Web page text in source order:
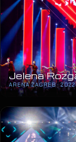
Jelena
ARENA ZAGREB · 2022